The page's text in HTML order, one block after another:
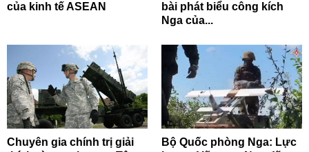
của kinh tế ASEAN
bài phát biểu công kích
Nga của...
Chuyên gia chính trị giải
Bộ Quốc phòng Nga: Lực